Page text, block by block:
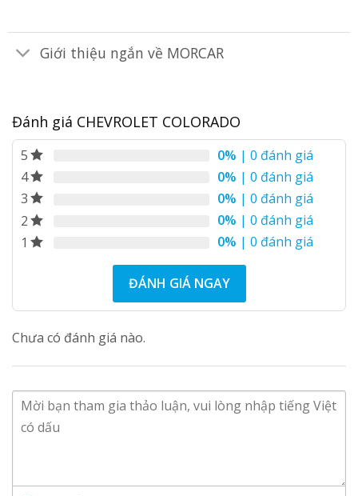
Giới thiệu ngắn về MORCAR
Đánh giá CHEVROLET COLORADO
5 0% | 0 đánh giá
4
0% | 0 đánh giá
3
0% | 0 đánh giá
2
0% | 0 đánh giá
1
0% | 0 đánh giá
ĐÁNH GIÁ NGAY
Chưa có đánh giá nào.